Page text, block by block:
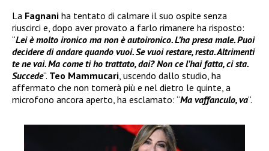
La Fagnani ha tentato di calmare il suo ospite senza
riuscirci e, dopo aver provato a farlo rimanere ha risposto:
“Lei è molto ironico ma non è autoironico. L’ha presa male. Puoi
decidere di andare quando vuoi. Se vuoi restare, resta. Altrimenti
te ne vai. Ma come ti ho trattato, dai? Non ce l’hai fatta, ci sta.
Succede“. Teo Mammucari , uscendo dallo studio, ha
affermato che non tornerà più e nel dietro le quinte, a
microfono ancora aperto, ha esclamato: “Ma vaffanculo, va“.